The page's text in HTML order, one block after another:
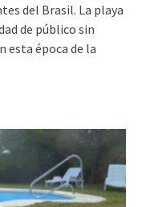
del Brasil. La playa
de público sin
esta época de la